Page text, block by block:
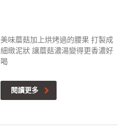
美味蘑菇加上烘烤過的腰果 打製成
細緻泥狀 讓蘑菇濃湯變得更香濃好
喝
閱讀更多